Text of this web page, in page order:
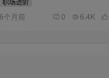
6个月前 0 6.4K